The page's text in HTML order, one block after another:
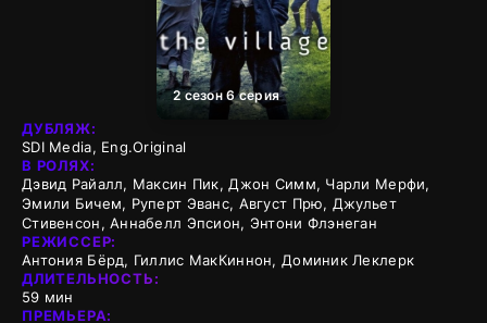
2 сезон 6 серия
ДУБЛЯЖ:
SDI Media, Eng.Original
В РОЛЯХ:
Дэвид Райалл, Максин Пик, Джон Симм, Чарли Мерфи,
Эмили Бичем, Руперт Эванс, Август Прю, Джульет
Стивенсон, Аннабелл Эпсион, Энтони Флэнеган
РЕЖИССЕР:
Антония Бёрд, Гиллис МакКиннон, Доминик Леклерк
ДЛИТЕЛЬНОСТЬ:
59 мин
ПРЕМЬЕРА: